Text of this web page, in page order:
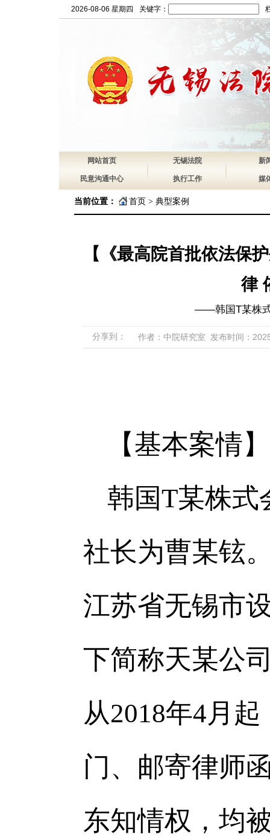
2026-08-06 星期四 关键字：
网站首页 无锡法院 新
民意沟通中心 执行工作 媒
当前位置： 首页 > 典型案例
【《最高院首批依法保
律
——韩国T某株式
分享到： 作者：中院研究室 发布时间：
【基本案情】
韩国T某株式
社长为曹某铉
江苏省无锡市
下简称天某公
从2018年4月
门、邮寄律师
东知情权，均